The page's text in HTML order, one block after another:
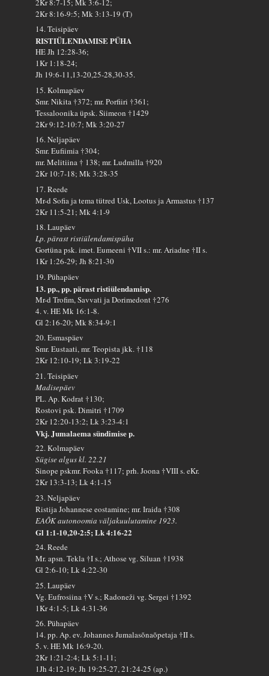
2Kr 8:7-15; Mk 3:6-12;
2Kr 8:16-9:5; Mk 3:13-19 (T)
14. Teisipäev
RISTIÜLENDAMISE PÜHA
HE Jh 12:28-36;
1Kr 1:18-24;
Jh 19:6-11,13-20,25-28,30-35.
15. Kolmapäev
Smr. Nikita †372; mr. Porfiiri †361;
Tessaloonika üpsk. Siimeon †1429
2Kr 9:12-10:7; Mk 3:20-27
16. Neljapäev
Smr. Eufiimia †304;
mr. Melitiina † 138; mr. Ludmilla †920
2Kr 10:7-18; Mk 3:28-35
17. Reede
Mr-d Sofia ja tema tütred Usk, Lootus ja Armastus †137
2Kr 11:5-21; Mk 4:1-9
18. Laupäev
Lp. pärast ristiülendamispüha
Gortüna psk. imet. Eumeeni †VII s.: mr. Ariadne †II s.
1Kr 1:26-29; Jh 8:21-30
19. Pühapäev
13. pp., pp. pärast ristiülendamisp.
Mr-d Trofim, Savvati ja Dorimedont †276
4. v. HE Mk 16:1-8.
Gl 2:16-20; Mk 8:34-9:1
20. Esmaspäev
Smr. Eustaati, mr. Teopista jkk. †118
2Kr 12:10-19; Lk 3:19-22
21. Teisipäev
Madisepäev
PL. Ap. Kodrat †130;
Rostovi psk. Dimitri †1709
2Kr 12:20-13:2; Lk 3:23-4:1
Vkj. Jumalaema sündimise p.
22. Kolmapäev
Sügise algus kl. 22.21
Sinope pskmr. Fooka †117; prh. Joona †VIII s. eKr.
2Kr 13:3-13; Lk 4:1-15
23. Neljapäev
Ristija Johannese eostamine; mr. Iraida †308
EAÕK autonoomia väljakuulutamine 1923.
Gl 1:1-10,20-2:5; Lk 4:16-22
24. Reede
Mr. apsn. Tekla †I s.; Athose vg. Siluan †1938
Gl 2:6-10; Lk 4:22-30
25. Laupäev
Vg. Eufrosiina †V s.; Radoneži vg. Sergei †1392
1Kr 4:1-5; Lk 4:31-36
26. Pühapäev
14. pp. Ap. ev. Johannes Jumalasõnaõpetaja †II s.
5. v. HE Mk 16:9-20.
2Kr 1:21-2:4; Lk 5:1-11;
1Jh 4:12-19; Jh 19:25-27, 21:24-25 (ap.)